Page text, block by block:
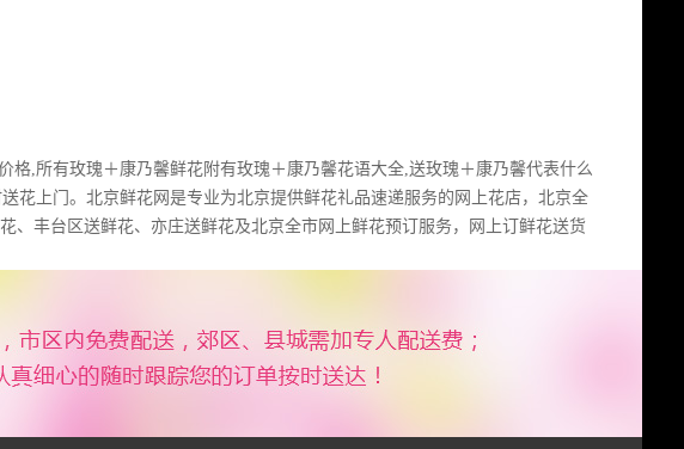
,所有玫瑰＋康乃馨鲜花附有玫瑰＋康乃馨花语大全,送玫瑰＋康乃馨代表什么
花上门。北京鲜花网是专业为北京提供鲜花礼品速递服务的网上花店，北京全
、丰台区送鲜花、亦庄送鲜花及北京全市网上鲜花预订服务，网上订鲜花送货